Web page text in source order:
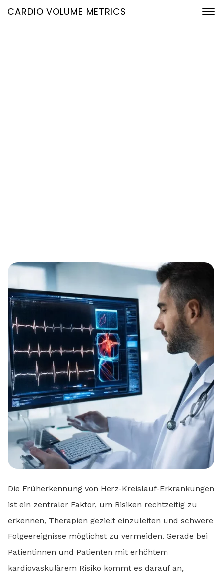
CARDIO VOLUME METRICS
Die Früherkennung von Herz-Kreislauf-Erkrankungen
ist ein zentraler Faktor, um Risiken rechtzeitig zu
erkennen, Therapien gezielt einzuleiten und schwere
Folgeereignisse möglichst zu vermeiden. Gerade bei
Patientinnen und Patienten mit erhöhtem
kardiovaskulärem Risiko kommt es darauf an,